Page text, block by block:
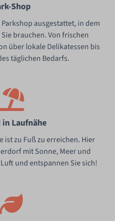
Shop
ausgestattet, in dem
brauchen. Von frischen
über lokale Delikatessen bis
täglichen Bedarfs.
in Laufnähe
ist zu Fuß zu erreichen. Hier
mit Sonne, Meer und
und entspannen Sie sich!